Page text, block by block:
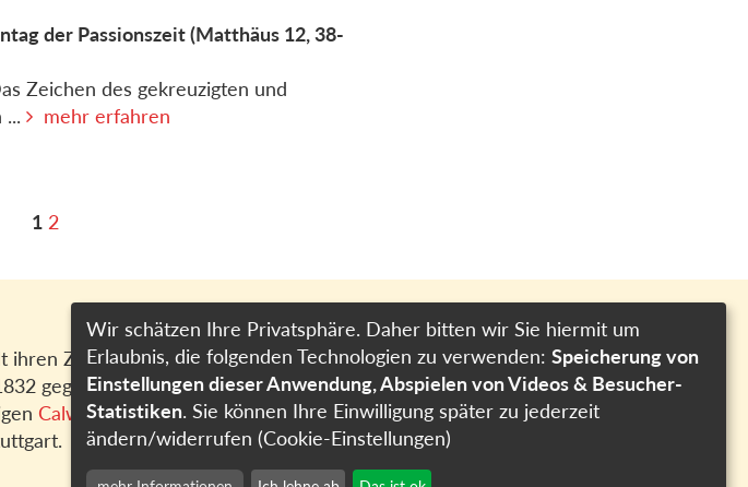
der Passionszeit(Matthäus 12, 38-
Zeichen des gekreuzigten und
...
mehr erfahren
1 2
ihren Zweck in
gegründeten
Calwer Verlag
Impressum
Datenschutzerklärung
Cookie-Einstellungen
Wir schätzen Ihre Privatsphäre. Daher bitten wir Sie hiermit um
Erlaubnis, die folgenden Technologien zu verwenden: Speicherung von
Einstellungen dieser Anwendung, Abspielen von Videos & Besucher-
Statistiken. Sie können Ihre Einwilligung später zu jederzeit
ändern/widerrufen (Cookie-Einstellungen)